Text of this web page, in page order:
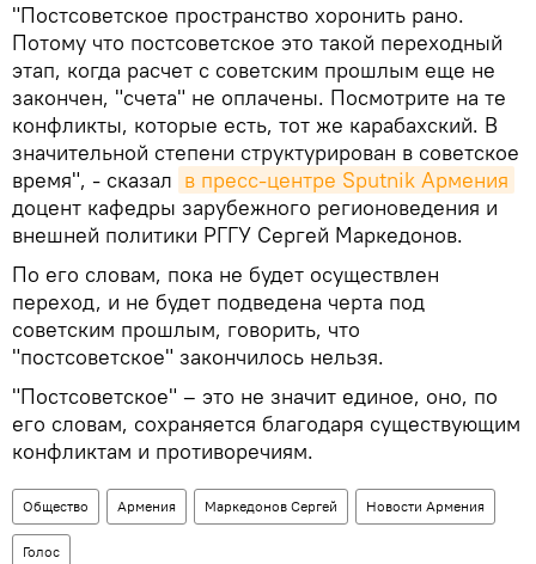
"Постсоветское пространство хоронить рано.
Потому что постсоветское это такой переходный
этап, когда расчет с советским прошлым еще не
закончен, "счета" не оплачены. Посмотрите на те
конфликты, которые есть, тот же карабахский. В
значительной степени структурирован в советское
время", - сказал в пресс-центре Sputnik Армения
доцент кафедры зарубежного регионоведения и
внешней политики РГГУ Сергей Маркедонов.
По его словам, пока не будет осуществлен
переход, и не будет подведена черта под
советским прошлым, говорить, что
"постсоветское" закончилось нельзя.
"Постсоветское" – это не значит единое, оно, по
его словам, сохраняется благодаря существующим
конфликтам и противоречиям.
Общество Армения Маркедонов Сергей Новости Армения
Голос